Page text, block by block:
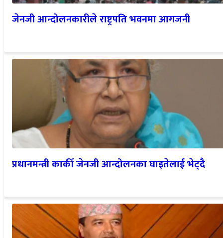
जेनजी आन्दोलनकारीले राष्ट्रपति भवनमा आगजनी
प्रधानमन्त्री कार्की जेनजी आन्दोलनका घाइतेलाई भेट्दै